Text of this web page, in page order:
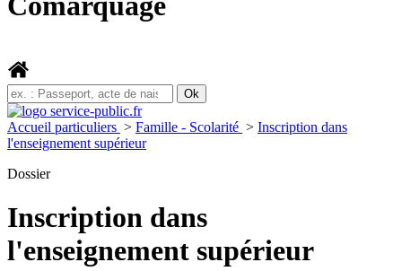
Accueil particuliers > Famille - Scolarité > Inscription dans
l'enseignement supérieur
Dossier
Inscription dans
l'enseignement supérieur